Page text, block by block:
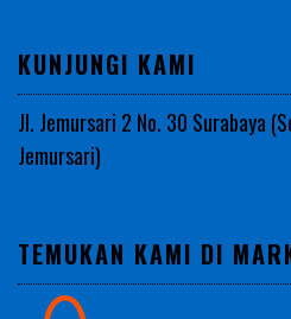
KUNJUNGI KAMI
Jl. Jemursari 2 No. 30 Surabaya
Jemursari)
TEMUKAN KAMI DI